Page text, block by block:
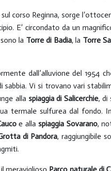
corso Reginna, sorge
E’ circondato da un
la Torre di Badia, la Torre
dall’alluvione del 1954
sabbia. Vi si trovano vari
alla spiaggia di Salicerchie, di
termale sulfurea dal fondo.
e allaspiaggia Sovarano,
di Pandora, raggiungibile